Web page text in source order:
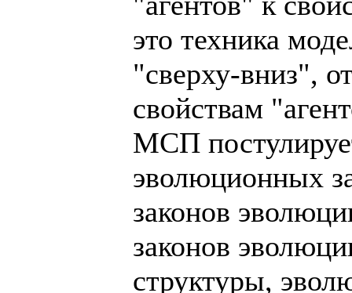
это техника
"сверху-вниз",
свойствам
МСП
эволюционных
законов
законов
структуры,